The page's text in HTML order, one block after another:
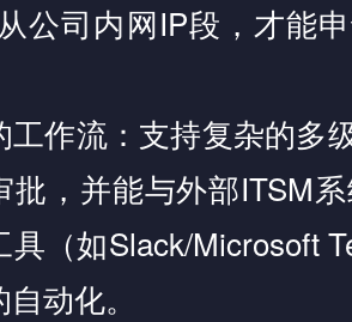
公司内网IP段，才能
工作流：支持复杂的多
批，并能与外部ITSM
具（如Slack/Microsoft
动化。